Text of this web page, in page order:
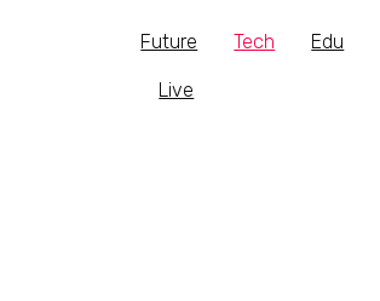
Future Tech Edu
Live